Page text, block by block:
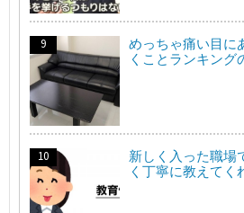
めっちゃ痛い目に
くことランキング
新しく入った職場
く丁寧に教えてく